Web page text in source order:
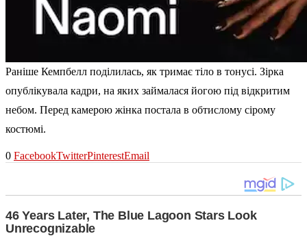
Раніше Кемпбелл поділилась, як тримає тіло в тонусі. Зірка
опублікувала кадри, на яких займалася йогою під відкритим
небом. Перед камерою жінка постала в обтислому сірому
костюмі.
0 FacebookTwitterPinterestEmail